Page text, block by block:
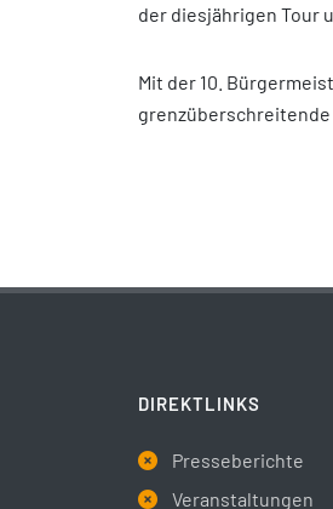
der diesjährigen Tour
Mit der 10.
grenzüberschreitende
DIREKTLINKS
Presseberichte
Veranstaltungen